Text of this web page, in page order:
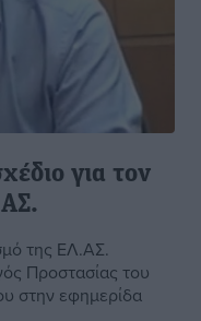
για τον
της ΕΛ.ΑΣ.
Προστασίας του
στην εφημερίδα